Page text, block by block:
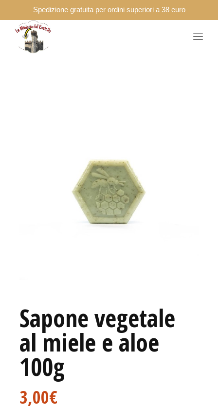
Spedizione gratuita per ordini superiori a 38 euro
Sapone vegetale
al miele e aloe
100g
3,00€